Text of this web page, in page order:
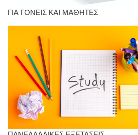
ΓΙΑ ΓΟΝΕΙΣ ΚΑΙ ΜΑΘΗΤΕΣ